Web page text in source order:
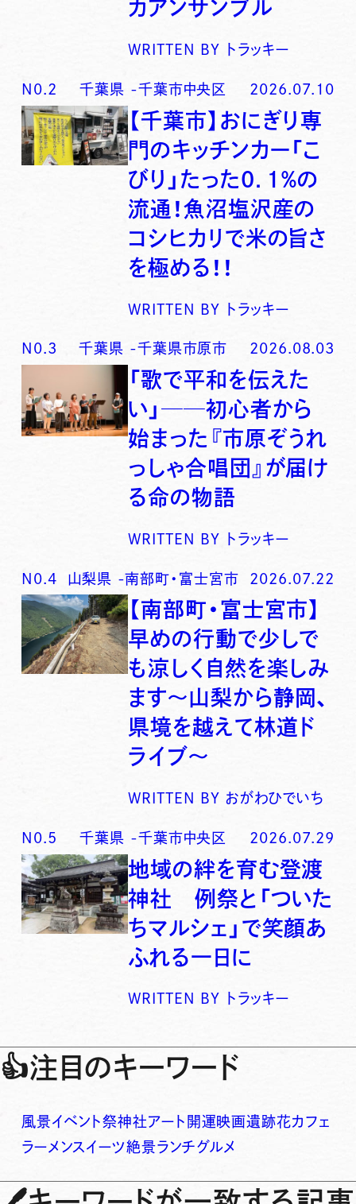
カアンサンブル
WRITTEN BY トラッキー
N0. 2 千葉県 -千葉市中央区 2026.07.10
【千葉市】おにぎり専
門のキッチンカー「こ
びり」たった0．1％の
流通！魚沼塩沢産の
コシヒカリで米の旨さ
を極める！！
WRITTEN BY トラッキー
N0. 3 千葉県 -千葉県市原市 2026.08.03
「歌で平和を伝えた
い」──初心者から
始まった『市原ぞうれ
っしゃ合唱団』が届け
る命の物語
WRITTEN BY トラッキー
N0. 4 山梨県 -南部町・富士宮市 2026.07.22
【南部町・富士宮市】
早めの行動で少しで
も涼しく自然を楽しみ
ます〜山梨から静岡、
県境を越えて林道ド
ライブ〜
WRITTEN BY おがわひでいち
N0. 5 千葉県 -千葉市中央区 2026.07.29
地域の絆を育む登渡
神社 例祭と「ついた
ちマルシェ」で笑顔あ
ふれる一日に
WRITTEN BY トラッキー
👍注目のキーワード
風景イベント祭神社アート 開運映画遺跡花カフェ
ラーメンスイーツ絶景ランチグルメ